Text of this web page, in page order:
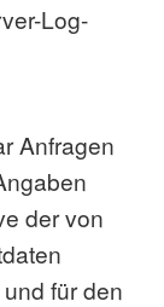
Log-
Anfragen
der von
für den